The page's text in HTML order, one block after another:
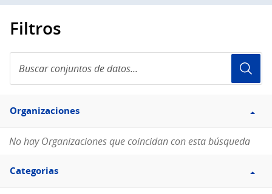
Filtros
conjuntos
de
Filtro
Organizaciones
Organizaciones
No hay Organizaciones que coincidan con esta búsqueda
Filtro
Categorias
Categorias